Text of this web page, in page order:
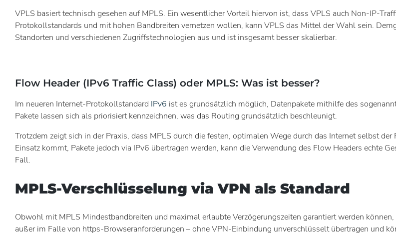
VPLS basiert technisch gesehen auf MPLS. Ein wesentlicher Vorteil hiervon ist, dass VPLS auch Non-IP-
Protokollstandards und mit hohen Bandbreiten vernetzen wollen, kann VPLS das Mittel der Wahl sein.
Standorten und verschiedenen Zugriffstechnologien aus und ist insgesamt besser skalierbar.
Flow Header (IPv6 Traffic Class) oder MPLS: Was ist besser?
Im neueren Internet-Protokollstandard IPv6 ist es grundsätzlich möglich, Datenpakete mithilfe des
Pakete lassen sich als priorisiert kennzeichnen, was das Routing grundsätzlich beschleunigt.
Trotzdem zeigt sich in der Praxis, dass MPLS durch die festen, optimalen Wege durch das Internet selbst
Einsatz kommt, Pakete jedoch via IPv6 übertragen werden, kann die Verwendung des Flow Headers echte
Fall.
MPLS-Verschlüsselung via VPN als Standard
Obwohl mit MPLS Mindestbandbreiten und maximal erlaubte Verzögerungszeiten garantiert werden
außer im Falle von https-Browseranforderungen – ohne VPN-Einbindung unverschlüsselt übertragen und